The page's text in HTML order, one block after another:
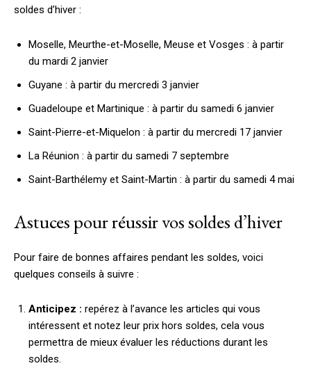
soldes d’hiver :
Moselle, Meurthe-et-Moselle, Meuse et Vosges : à partir
du mardi 2 janvier
Guyane : à partir du mercredi 3 janvier
Guadeloupe et Martinique : à partir du samedi 6 janvier
Saint-Pierre-et-Miquelon : à partir du mercredi 17 janvier
La Réunion : à partir du samedi 7 septembre
Saint-Barthélemy et Saint-Martin : à partir du samedi 4 mai
Astuces pour réussir vos soldes d’hiver
Pour faire de bonnes affaires pendant les soldes, voici
quelques conseils à suivre :
Anticipez : repérez à l’avance les articles qui vous
intéressent et notez leur prix hors soldes, cela vous
permettra de mieux évaluer les réductions durant les
soldes.